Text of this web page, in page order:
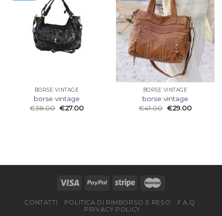
BORSE VINTAGE
borse vintage
€38.00 €27.00
BORSE VINTAGE
borse vintage
€41.00 €29.00
CONTATTI POLITICA DI RIMBORSO E RESO
F.A.Q
PRIVACY POLICY